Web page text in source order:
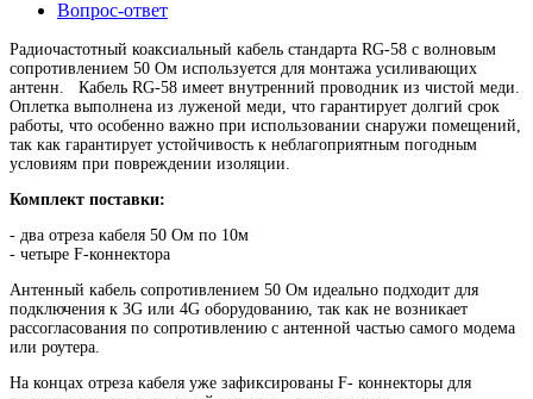
Вопрос-ответ
Радиочастотный коаксиальный кабель стандарта RG-58 с волновым
сопротивлением 50 Ом используется для монтажа усиливающих
антенн. Кабель RG-58 имеет внутренний проводник из чистой меди.
Оплетка выполнена из луженой меди, что гарантирует долгий срок
работы, что особенно важно при использовании снаружи помещений,
так как гарантирует устойчивость к неблагоприятным погодным
условиям при повреждении изоляции.
Комплект поставки:
- два отреза кабеля 50 Ом по 10м
- четыре F-коннектора
Антенный кабель сопротивлением 50 Ом идеально подходит для
подключения к 3G или 4G оборудованию, так как не возникает
рассогласования по сопротивлению с антенной частью самого модема
или роутера.
На концах отреза кабеля уже зафиксированы F- коннекторы для